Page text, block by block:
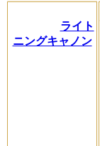
ライト
ニングキャノン